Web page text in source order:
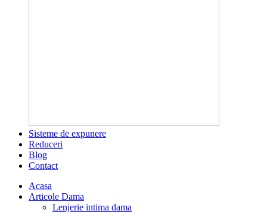
Sisteme de expunere
Reduceri
Blog
Contact
Acasa
Articole Dama
Lenjerie intima dama